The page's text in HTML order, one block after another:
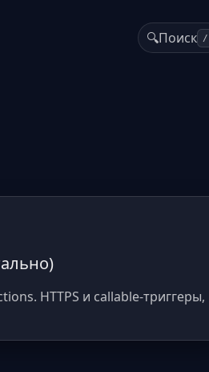
🔍Поиск /
HTTPS и callable-триггеры,